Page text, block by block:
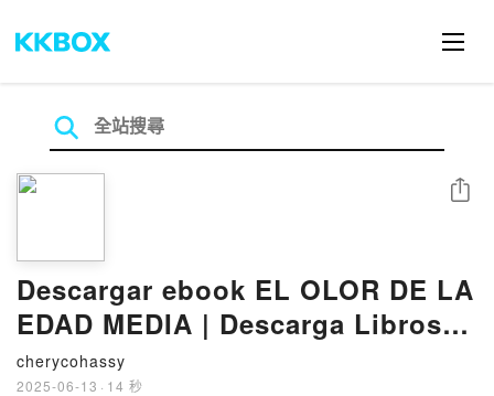
Descargar ebook EL OLOR DE LA
EDAD MEDIA | Descarga Libros
Gratis (PDF - EPUB)
cherycohassy
2025-06-13 · 14 秒
分享